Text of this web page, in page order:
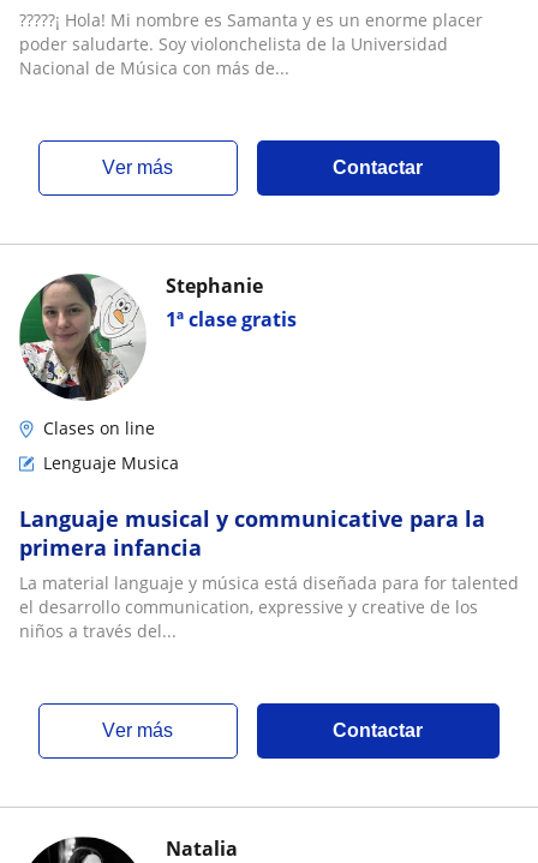
?????¡ Hola! Mi nombre es Samanta y es un enorme placer
poder saludarte. Soy violonchelista de la Universidad
Nacional de Música con más de...
ver más Contactar
1ª clase gratis
Stephanie
Clases on line
Lenguaje Musica
Languaje musical y communicative para la
primera infancia
La material languaje y música está diseñada para for talented
el desarrollo communication, expressive y creative de los
niños a través del...
ver más Contactar
Natalia